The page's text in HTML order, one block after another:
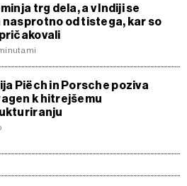
trg dela, a v Indiji se
nasprotno od tistega, kar so
Piëch in Porsche poziva
k hitrejšemu